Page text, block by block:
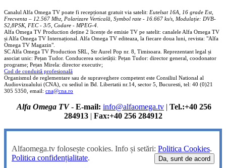
Canalul Alfa Omega TV poate fi recepționat gratuit via satelit: Eutelsat 16A, 16 grade Est,
Frecventa – 12.567 Mhz, Polarizare Verticală, Symbol rate - 16.667 ks/s, Modulație: DVB-
S2,8PSK, FEC - 3/5, Codare - MPEG-4
Alfa Omega TV Production deține 2 licențe de emisie TV pe satelit: canalele Alfa Omega TV
și Alfa Omega TV Internațional. Alfa Omega TV editeaza, la fiecare doua luni, revista: "Alfa
Omega TV Magazin".
SC Alfa Omega TV Production SRL, Str Aurel Pop nr. 8, Timisoara. Reprezentant legal și
asociat unic: Pețan Tudor. Conducerea societății: Pețan Tudor: director general, coodonator
programe; Pețan Mirela: director executiv;
Cod de conduită profesională
Organismul de reglementare sau de supraveghere competent este Consiliul National al
Audiovizualului (CNA), cu sediul in Bd. Libertatii nr.14, sector 5, Bucuresti, tel: 40 (0)21
305 5350, email: cna@cna.ro
Alfa Omega TV- E-mail: info@alfaomega.tv | Tel.:+40 256
284913| Fax:+40 256 284912
Alfaomega.tv folosește cookies. Info și setări: Politica Cookies.
Politica confidențialitate. Da, sunt de acord